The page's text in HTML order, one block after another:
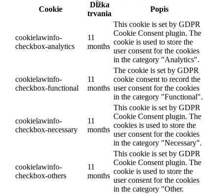
Cookie
Dĺžka
trvania
Popis
cookielawinfo-
checkbox-analytics
11
months
This cookie is set by GDPR
Cookie Consent plugin. The
cookie is used to store the
user consent for the cookies
in the category "Analytics".
cookielawinfo-
checkbox-functional
11
months
The cookie is set by GDPR
cookie consent to record the
user consent for the cookies
in the category "Functional".
cookielawinfo-
checkbox-necessary
11
months
This cookie is set by GDPR
Cookie Consent plugin. The
cookies is used to store the
user consent for the cookies
in the category "Necessary".
cookielawinfo-
checkbox-others
11
months
This cookie is set by GDPR
Cookie Consent plugin. The
cookie is used to store the
user consent for the cookies
in the category "Other.